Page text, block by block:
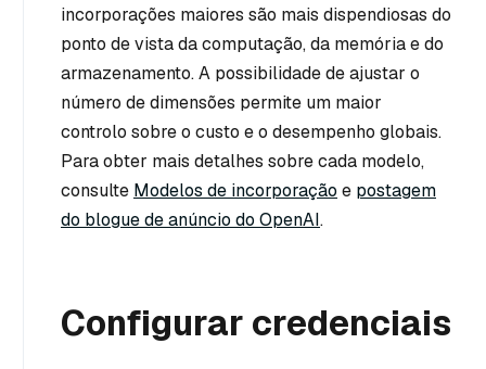
incorporações maiores são mais dispendiosas do
ponto de vista da computação, da memória e do
armazenamento. A possibilidade de ajustar o
número de dimensões permite um maior
controlo sobre o custo e o desempenho globais.
Para obter mais detalhes sobre cada modelo,
consulte Modelos de incorporação e postagem
do blogue de anúncio do OpenAI.
Configurar credenciais